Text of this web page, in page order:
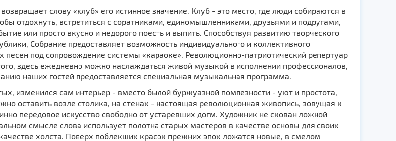
слову «клуб» его истинное значение. Клуб - это место, где люди собираются в
отдохнуть, встретиться с соратниками, единомышленниками, друзьями и подругами,
или просто вкусно и недорого поесть и выпить. Способствуя развитию творческого
Собрание предоставляет возможность индивидуального и коллективного
песен под сопровождение системы «караоке». Революционно-патриотический репертуар
здесь ежедневно можно наслаждаться живой музыкой в исполнении профессионалов,
наших гостей предоставляется специальная музыкальная программа.
изменился сам интерьер - вместо былой буржуазной помпезности - уют и простота,
оставить возле столика, на стенах - настоящая революционная живопись, зовущая к
передовое искусство свободно от устаревших догм. Художник не скован ложной
смысле слова использует полотна старых мастеров в качестве основы для своих
холста. Поверх поблекших красок прежних эпох ложатся новые, в смелом